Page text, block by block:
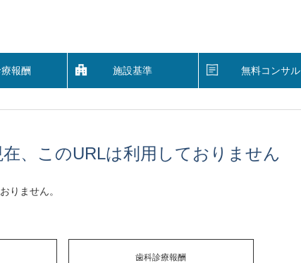
報酬 施設基準 無料コンサル
在、このURLは利用しておりません
りません。
歯科診療報酬